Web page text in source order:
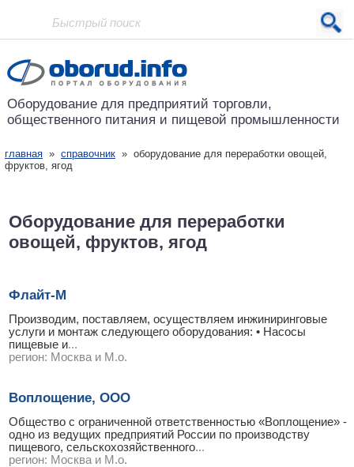
Проект основан в 2001 году
Оборудование для предприятий торговли,
общественного питания и пищевой промышленности
главная » справочник » оборудование для переработки овощей,
фруктов, ягод
Оборудование для переработки
овощей, фруктов, ягод
Флайт-М
Производим, поставляем, осуществляем инжиниринговые
услуги и монтаж следующего оборудования: • Насосы
пищевые и...
регион: Москва и М.о.
Воплощение, ООО
Общество с ограниченной ответственностью «Воплощение» -
одно из ведущих предприятий России по производству
пищевого, сельскохозяйственного...
регион: Москва и М.о.